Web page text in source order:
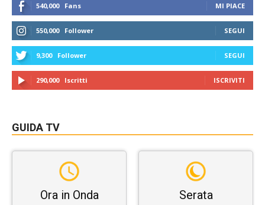
540,000 Fans MI PIACE
550,000 Follower SEGUI
9,300 Follower SEGUI
290,000 Iscritti ISCRIVITI
GUIDA TV
Ora in Onda Serata